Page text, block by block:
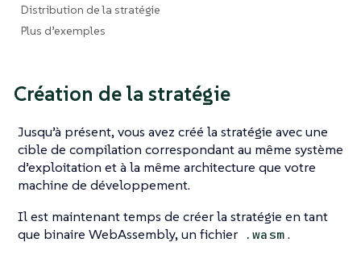
Distribution de la stratégie
Plus d’exemples
Création de la stratégie
Jusqu’à présent, vous avez créé la stratégie avec une
cible de compilation correspondant au même système
d’exploitation et à la même architecture que votre
machine de développement.
Il est maintenant temps de créer la stratégie en tant
que binaire WebAssembly, un fichier .wasm.